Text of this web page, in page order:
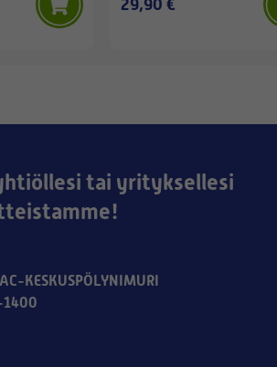
tai yrityksellesi
KESKUSPÖLYNIMURI